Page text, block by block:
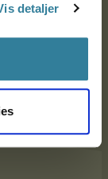
detaljer